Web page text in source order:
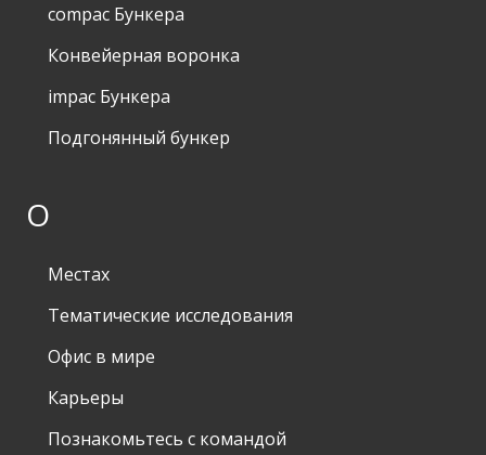
compac Бункера
Конвейерная воронка
impac Бункера
Подгонянный бункер
О
Местах
Тематические исследования
Офис в мире
Карьеры
Познакомьтесь с командой